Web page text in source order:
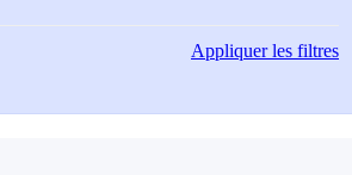
Appliquerles filtres